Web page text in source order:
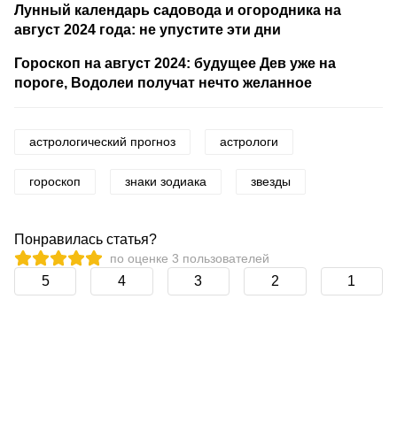
Лунный календарь садовода и огородника на
август 2024 года: не упустите эти дни
Гороскоп на август 2024: будущее Дев уже на
пороге, Водолеи получат нечто желанное
астрологический прогноз астрологи
гороскоп знаки зодиака звезды
Понравилась статья?
по оценке 3 пользователей
5 4 3 2 1